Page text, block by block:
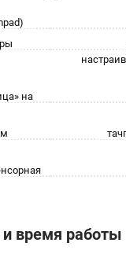
на
время работы